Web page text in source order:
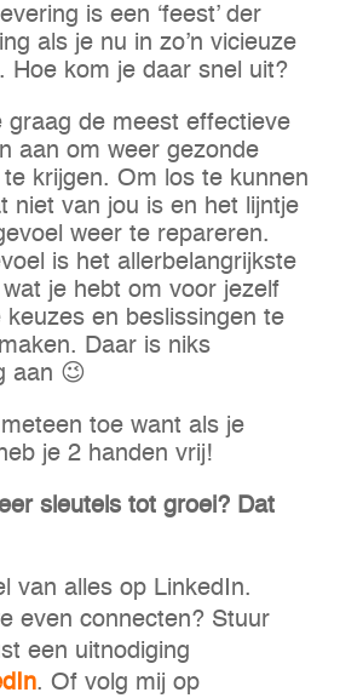
is een ‘feest’ der
als je nu in zo’n vicieuze
Hoe kom je daar snel uit?
graag de meest effectieve
aan om weer gezonde
krijgen. Om los te kunnen
niet van jou is en het lijntje
weer te repareren.
is het allerbelangrijkste
je hebt om voor jezelf
keuzes en beslissingen te
Daar is niks
aan 😉
toe want als je
je 2 handen vrij!
sleutels tot groei? Dat
van alles op LinkedIn.
even connecten? Stuur
een uitnodiging
. Of volg mij op